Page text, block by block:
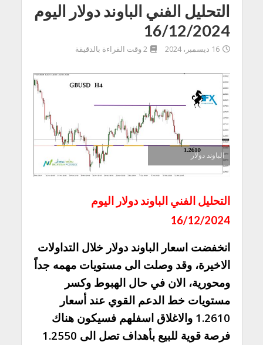
التحليل الفني الباوند دولار اليوم
16/12/2024
16 ديسمبر، 2024 2 وقت القراءة بالدقيقة
الباوند دولار
التحليل الفني الباوند دولار اليوم
16/12/2024
انخفضت اسعار الباوند دولار خلال التداولات
الاخيرة، وقد وصلت الى مستويات مهمه جداً
ومحورية، الان في حال الهبوط وكسر
مستويات خط الدعم القوي عند أسعار
1.2610 والاغلاق اسفلهم فسيكون هناك
فرصة قوية للبيع بأهداف تصل الى 1.2550